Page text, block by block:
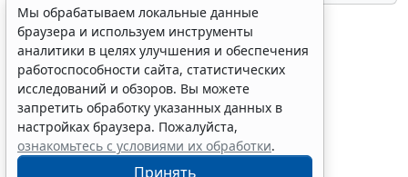
Показать все материалы
ознакомьтесь с условиями их обработки
Принять
Erid: 4CQwVszH9pWwojUA9Q3 Реклама
Получите полный доступ к системе
ГАРАНТ бесплатно на 3 дня!